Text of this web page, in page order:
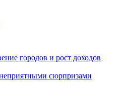
городов и рост доходов
сюрпризами